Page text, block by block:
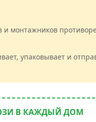
монтажников
упаковывает и
В КАЖДЫЙ ДОМ